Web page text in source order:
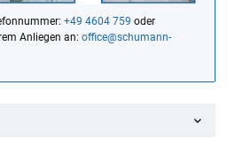
+49 4604 759 oder
Anliegen an: office@schumann-